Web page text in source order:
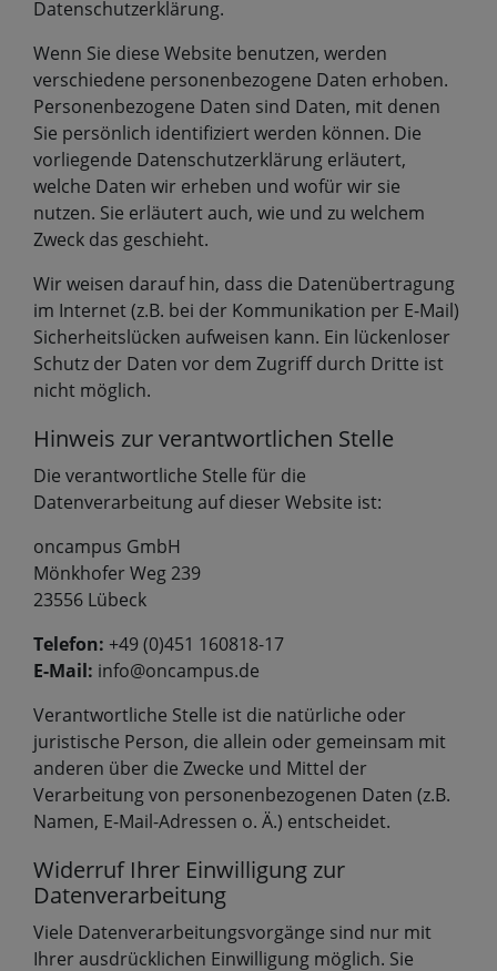
Datenschutzerklärung.
Wenn Sie diese Website benutzen, werden
verschiedene personenbezogene Daten erhoben.
Personenbezogene Daten sind Daten, mit denen
Sie persönlich identifiziert werden können. Die
vorliegende Datenschutzerklärung erläutert,
welche Daten wir erheben und wofür wir sie
nutzen. Sie erläutert auch, wie und zu welchem
Zweck das geschieht.
Wir weisen darauf hin, dass die Datenübertragung
im Internet (z.B. bei der Kommunikation per E-Mail)
Sicherheitslücken aufweisen kann. Ein lückenloser
Schutz der Daten vor dem Zugriff durch Dritte ist
nicht möglich.
Hinweis zur verantwortlichen Stelle
Die verantwortliche Stelle für die
Datenverarbeitung auf dieser Website ist:
oncampus GmbH
Mönkhofer Weg 239
23556 Lübeck
Telefon: +49 (0)451 160818-17
E-Mail: info@oncampus.de
Verantwortliche Stelle ist die natürliche oder
juristische Person, die allein oder gemeinsam mit
anderen über die Zwecke und Mittel der
Verarbeitung von personenbezogenen Daten (z.B.
Namen, E-Mail-Adressen o. Ä.) entscheidet.
Widerruf Ihrer Einwilligung zur
Datenverarbeitung
Viele Datenverarbeitungsvorgänge sind nur mit
Ihrer ausdrücklichen Einwilligung möglich. Sie